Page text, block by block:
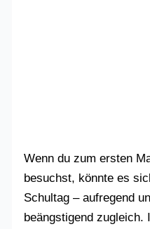
Wenn du zum ersten
besuchst, könnte es
Schultag – aufregend
beängstigend zugleich.